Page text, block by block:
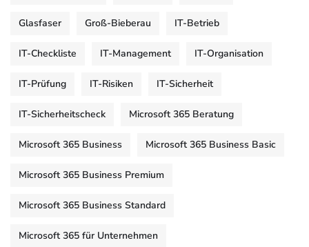
Glasfaser Groß-Bieberau IT-Betrieb
IT-Checkliste IT-Management IT-Organisation
IT-Prüfung IT-Risiken IT-Sicherheit
IT-Sicherheitscheck Microsoft 365 Beratung
Microsoft 365 Business Microsoft 365 Business Basic
Microsoft 365 Business Premium
Microsoft 365 Business Standard
Microsoft 365 für Unternehmen